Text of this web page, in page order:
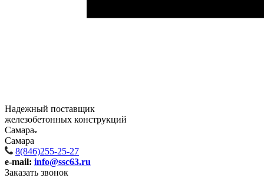
Надежный поставщик
железобетонных конструкций
Самара
Самара
8(846)255-25-27
e-mail: info@ssc63.ru
Заказать звонок